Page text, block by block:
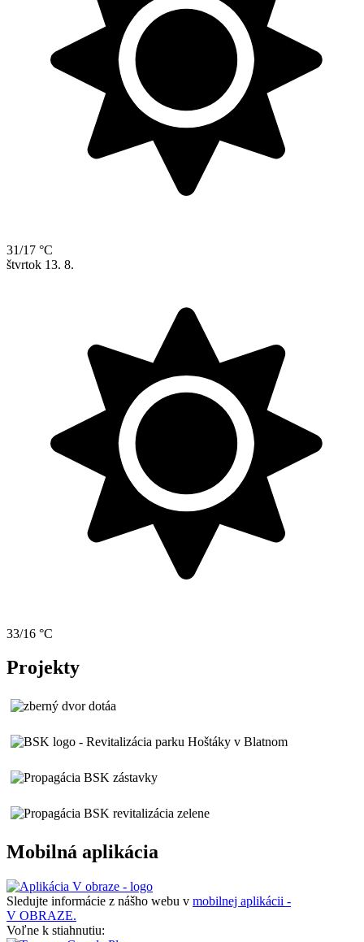
31/17 °C
štvrtok 13. 8.
33/16 °C
Projekty
Mobilná aplikácia
Sledujte informácie z nášho webu v mobilnej aplikácii -
V OBRAZE.
Voľne k stiahnutiu: